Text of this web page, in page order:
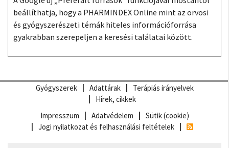
beállíthatja, hogy a PHARMINDEX Online mint az orvosi
és gyógyszerészeti témák hiteles információforrása
gyakrabban szerepeljen a keresési találatai között.
Gyógyszerek Adattárak
Terápiás irányelvek
Hírek, cikkek
Impresszum
Adatvédelem
Sütik (cookie)
Jogi nyilatkozat és felhasználási feltételek